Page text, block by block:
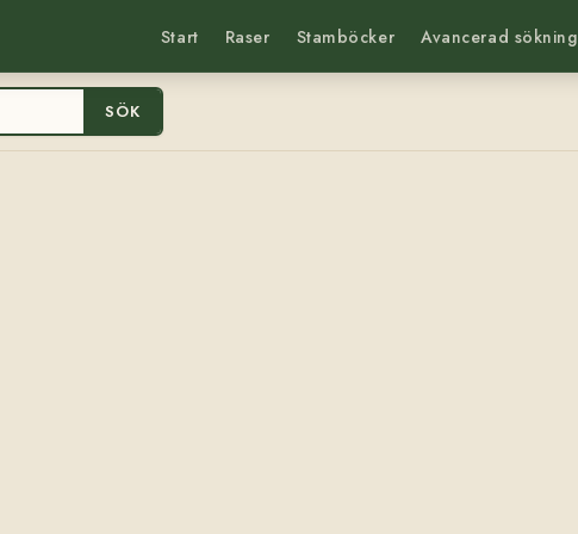
Start Raser Stamböcker Avancerad sökning
SÖK